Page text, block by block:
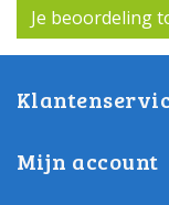
Je beoordeling
Mijn account